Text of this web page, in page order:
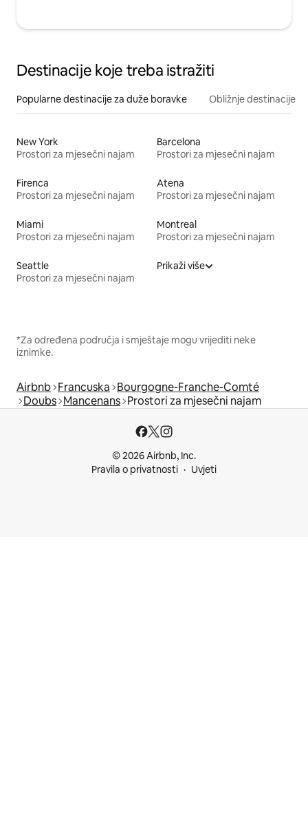
Destinacije koje treba istražiti
Popularne destinacije za duže boravke Obližnje destinacije
New York
Prostori za mjesečni najam
Barcelona
Prostori za mjesečni najam
Firenca
Prostori za mjesečni najam
Atena
Prostori za mjesečni najam
Miami
Prostori za mjesečni najam
Montreal
Prostori za mjesečni najam
Seattle
Prostori za mjesečni najam
Prikaži više
*Za određena područja i smještaje mogu vrijediti neke
iznimke.
Airbnb Francuska Bourgogne-Franche-Comté
Doubs Mancenans Prostori za mjesečni najam
© 2026 Airbnb, Inc.
Pravila o privatnosti
Uvjeti